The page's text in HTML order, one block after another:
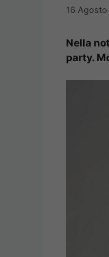
16 Agosto
Nella
party.